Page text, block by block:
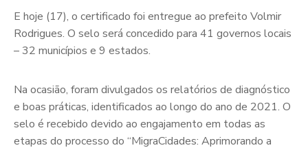
E hoje (17), o certificado foi entregue ao prefeito Volmir
Rodrigues. O selo será concedido para 41 governos locais
– 32 municípios e 9 estados.
Na ocasião, foram divulgados os relatórios de diagnóstico
e boas práticas, identificados ao longo do ano de 2021. O
selo é recebido devido ao engajamento em todas as
etapas do processo do “MigraCidades: Aprimorando a